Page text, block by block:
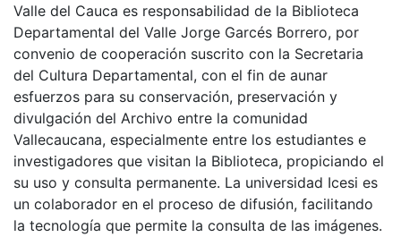
Valle del Cauca es responsabilidad de la Biblioteca
Departamental del Valle Jorge Garcés Borrero, por
convenio de cooperación suscrito con la Secretaria
del Cultura Departamental, con el fin de aunar
esfuerzos para su conservación, preservación y
divulgación del Archivo entre la comunidad
Vallecaucana, especialmente entre los estudiantes e
investigadores que visitan la Biblioteca, propiciando el
su uso y consulta permanente. La universidad Icesi es
un colaborador en el proceso de difusión, facilitando
la tecnología que permite la consulta de las imágenes.